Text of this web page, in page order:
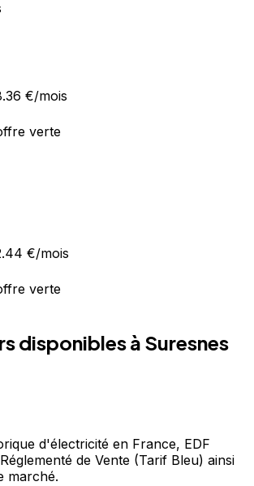
€/mois
verte
€/mois
verte
disponibles à Suresnes
d'électricité en France, EDF
de Vente (Tarif Bleu) ainsi
marché.